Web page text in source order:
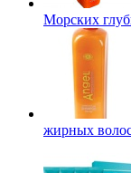
Морских
жирных